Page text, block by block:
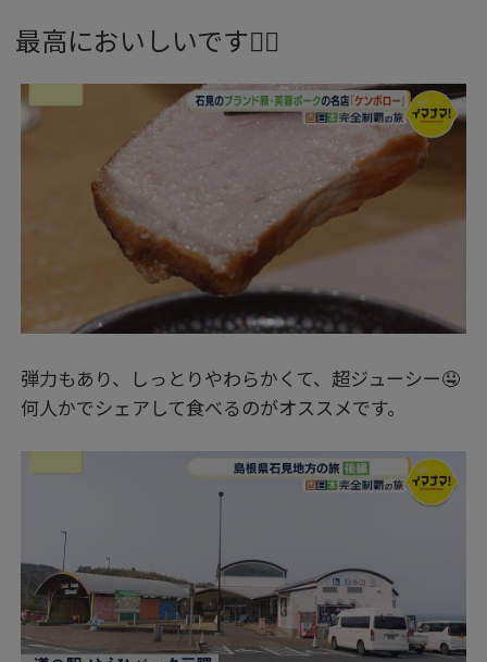
最高においしいです👍🏻
弾力もあり、しっとりやわらかくて、超ジューシー🤤
何人かでシェアして食べるのがオススメです。